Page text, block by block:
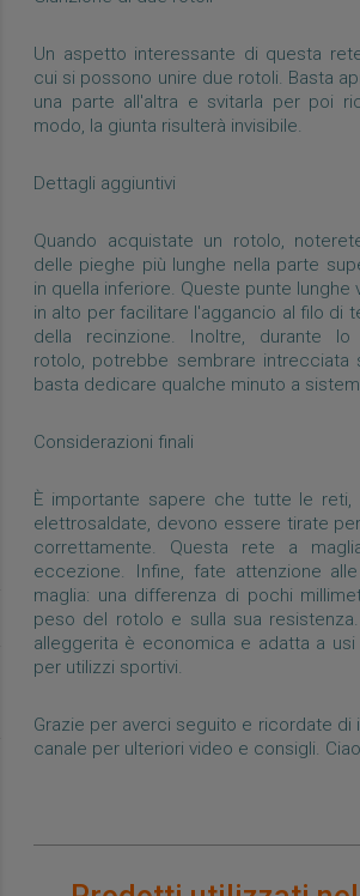
Un aspetto interessante di questa
cui si possono unire due rotoli. Basta
una parte all'altra e svitarla per poi
modo, la giunta risulterà invisibile.
Dettagli aggiuntivi
Quando acquistate un rotolo,
delle pieghe più lunghe nella parte
in quella inferiore. Queste punte lunghe
in alto per facilitare l'aggancio al filo di
della recinzione. Inoltre, durante lo
rotolo, potrebbe sembrare intrecciata
basta dedicare qualche minuto a
Considerazioni finali
È importante sapere che tutte le reti,
elettrosaldate, devono essere tirate
correttamente. Questa rete a
eccezione. Infine, fate attenzione
maglia: una differenza di pochi
peso del rotolo e sulla sua
alleggerita è economica e adatta a
per utilizzi sportivi.
Grazie per averci seguito e ricordate di
canale per ulteriori video e consigli.